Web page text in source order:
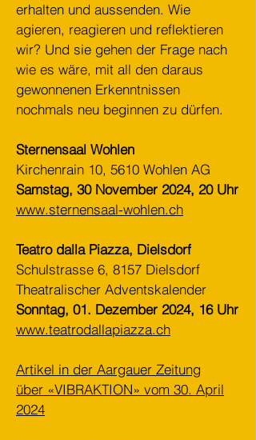
erhalten und aussenden. Wie
agieren, reagieren und reflektieren
wir? Und sie gehen der Frage nach
wie es wäre, mit all den daraus
gewonnenen Erkenntnissen
nochmals neu beginnen zu dürfen.
Sternensaal Wohlen
Kirchenrain 10, 5610 Wohlen AG
Samstag, 30 November 2024, 20 Uhr
www.sternensaal-wohlen.ch
Teatro dalla Piazza, Dielsdorf
Schulstrasse 6, 8157 Dielsdorf
Theatralischer Adventskalender
Sonntag, 01. Dezember 2024, 16 Uhr
www.teatrodallapiazza.ch
Artikel in der Aargauer Zeitung
über «VIBRAKTION» vom 30. April
2024